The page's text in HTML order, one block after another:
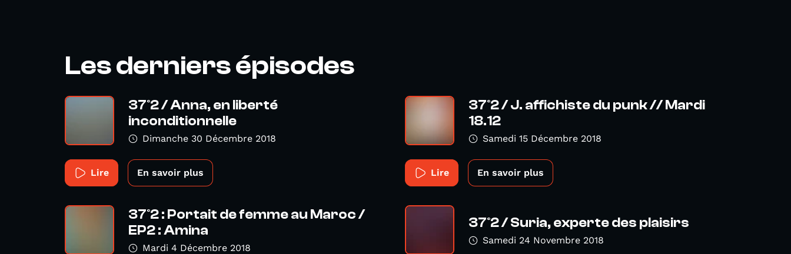
Les derniers épisodes
37°2 / Anna, en liberté
inconditionnelle
Dimanche 30 Décembre 2018
Lire En savoir plus
37°2 / J. affichiste du punk // Mardi
18.12
Samedi 15 Décembre 2018
Lire En savoir plus
37°2 : Portait de femme au Maroc /
EP2 : Amina
Mardi 4 Décembre 2018
37°2 / Suria, experte des plaisirs
Samedi 24 Novembre 2018